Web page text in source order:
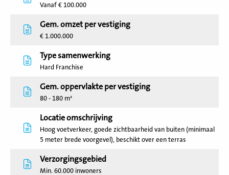
Vanaf € 100.000
Gem. omzet per vestiging
€ 1.000.000
Type samenwerking
Hard Franchise
Gem. oppervlakte per vestiging
80 - 180 m²
Locatie omschrijving
Hoog voetverkeer, goede zichtbaarheid van buiten (minimaal
5 meter brede voorgevel), beschikt over een terras
Verzorgingsgebied
Min. 60.000 inwoners